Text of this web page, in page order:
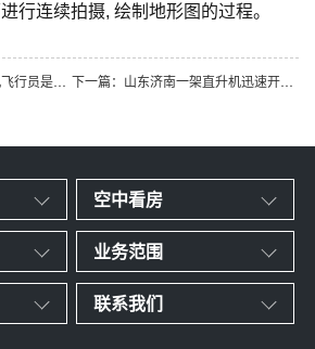
行连续拍摄, 绘制地形图的过程。
上一篇：百万年薪的直升机飞行员是如何炼成的 下一篇：山东济南一架直升机迅速开展消灭春尺蠖行动
空中看房
业务范围
联系我们